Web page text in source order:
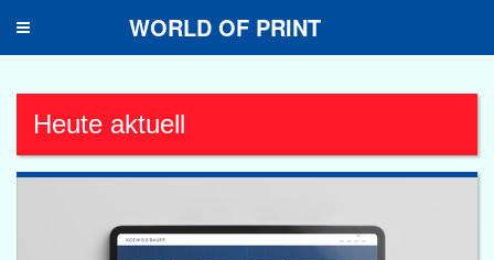
Toggle
WORLD OF PRINT
Heute aktuell